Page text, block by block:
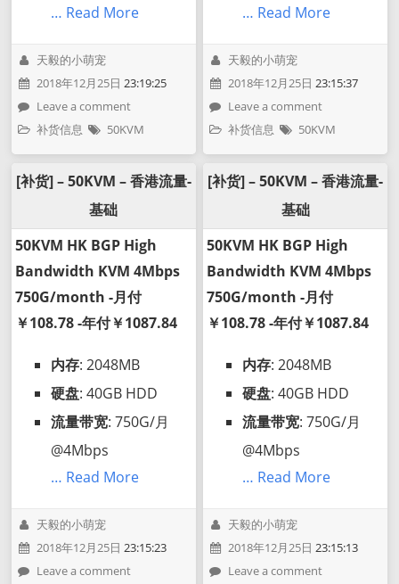
… Read More
天毅的小萌宠
2018年12月25日 23:19:25
Leave a comment
补货信息
50KVM
[补货] – 50KVM – 香港流量-
基础
50KVM HK BGP High
Bandwidth KVM 4Mbps
750G/month -月付
￥108.78 -年付￥1087.84
内存: 2048MB
硬盘: 40GB HDD
流量带宽: 750G/月
@4Mbps
… Read More
天毅的小萌宠
2018年12月25日 23:15:23
Leave a comment
… Read More
天毅的小萌宠
2018年12月25日 23:15:37
Leave a comment
补货信息
50KVM
[补货] – 50KVM – 香港流量-
基础
50KVM HK BGP High
Bandwidth KVM 4Mbps
750G/month -月付
￥108.78 -年付￥1087.84
内存: 2048MB
硬盘: 40GB HDD
流量带宽: 750G/月
@4Mbps
… Read More
天毅的小萌宠
2018年12月25日 23:15:13
Leave a comment